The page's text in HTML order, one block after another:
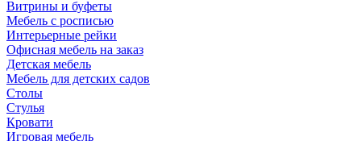
Витрины и буфеты
Мебель с росписью
Интерьерные рейки
Офисная мебель на заказ
Детская мебель
Мебель для детских садов
Столы
Стулья
Кровати
Игровая мебель